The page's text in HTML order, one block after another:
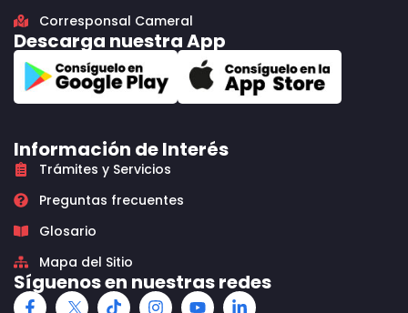
Corresponsal Cameral
Descarga nuestra App
Información de Interés
Trámites y Servicios
Preguntas frecuentes
Glosario
Mapa del Sitio
Síguenos en nuestras redes